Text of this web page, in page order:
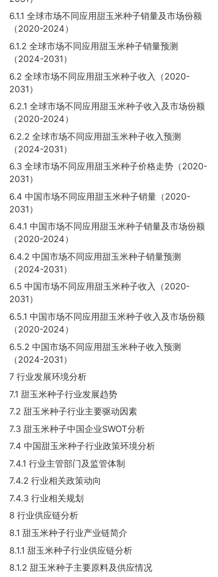
6.1.1 全球市场不同应用甜玉米种子销量及市场份额
（2020-2024）
6.1.2 全球市场不同应用甜玉米种子销量预测
（2024-2031）
6.2 全球市场不同应用甜玉米种子收入（2020-
2031）
6.2.1 全球市场不同应用甜玉米种子收入及市场份额
（2020-2024）
6.2.2 全球市场不同应用甜玉米种子收入预测
（2024-2031）
6.3 全球市场不同应用甜玉米种子价格走势（2020-
2031）
6.4 中国市场不同应用甜玉米种子销量（2020-
2031）
6.4.1 中国市场不同应用甜玉米种子销量及市场份额
（2020-2024）
6.4.2 中国市场不同应用甜玉米种子销量预测
（2024-2031）
6.5 中国市场不同应用甜玉米种子收入（2020-
2031）
6.5.1 中国市场不同应用甜玉米种子收入及市场份额
（2020-2024）
6.5.2 中国市场不同应用甜玉米种子收入预测
（2024-2031）
7 行业发展环境分析
7.1 甜玉米种子行业发展趋势
7.2 甜玉米种子行业主要驱动因素
7.3 甜玉米种子中国企业SWOT分析
7.4 中国甜玉米种子行业政策环境分析
7.4.1 行业主管部门及监管体制
7.4.2 行业相关政策动向
7.4.3 行业相关规划
8 行业供应链分析
8.1 甜玉米种子行业产业链简介
8.1.1 甜玉米种子行业供应链分析
8.1.2 甜玉米种子主要原料及供应情况